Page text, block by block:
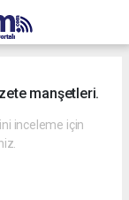
manşetleri.
inceleme için